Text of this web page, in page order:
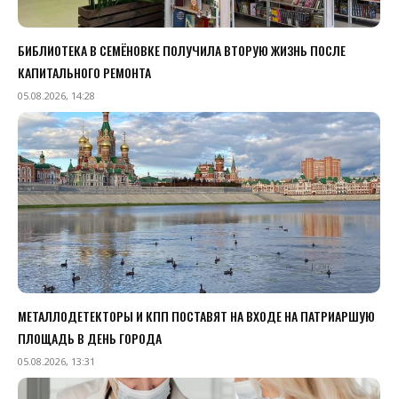
БИБЛИОТЕКА В СЕМЁНОВКЕ ПОЛУЧИЛА ВТОРУЮ ЖИЗНЬ ПОСЛЕ
КАПИТАЛЬНОГО РЕМОНТА
05.08.2026, 14:28
МЕТАЛЛОДЕТЕКТОРЫ И КПП ПОСТАВЯТ НА ВХОДЕ НА ПАТРИАРШУЮ
ПЛОЩАДЬ В ДЕНЬ ГОРОДА
05.08.2026, 13:31